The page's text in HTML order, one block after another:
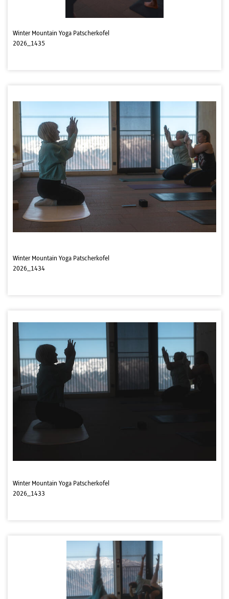
Winter Mountain Yoga Patscherkofel
2026_1435
Winter Mountain Yoga Patscherkofel
2026_1434
Winter Mountain Yoga Patscherkofel
2026_1433